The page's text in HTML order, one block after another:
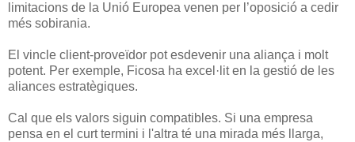
limitacions de la Unió Europea venen per l’oposició a cedir
més sobirania.
El vincle client-proveïdor pot esdevenir una aliança i molt
potent. Per exemple, Ficosa ha excel·lit en la gestió de les
aliances estratègiques.
Cal que els valors siguin compatibles. Si una empresa
pensa en el curt termini i l'altra té una mirada més llarga,